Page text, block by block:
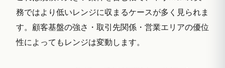
務ではより低いレンジに収まるケースが多く見られま
す。顧客基盤の強さ・取引先関係・営業エリアの優位
性によってもレンジは変動します。